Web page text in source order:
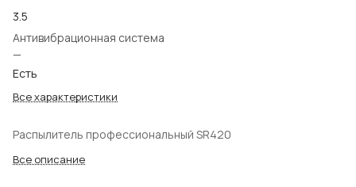
3.5
Антивибрационная система
—
Есть
Все характеристики
Распылитель профессиональный SR420
Все описание